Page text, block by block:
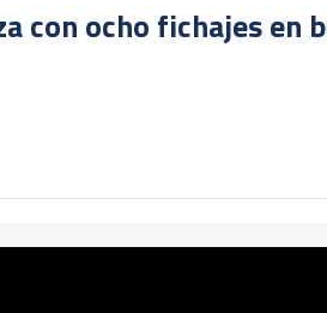
con ocho fichajes en